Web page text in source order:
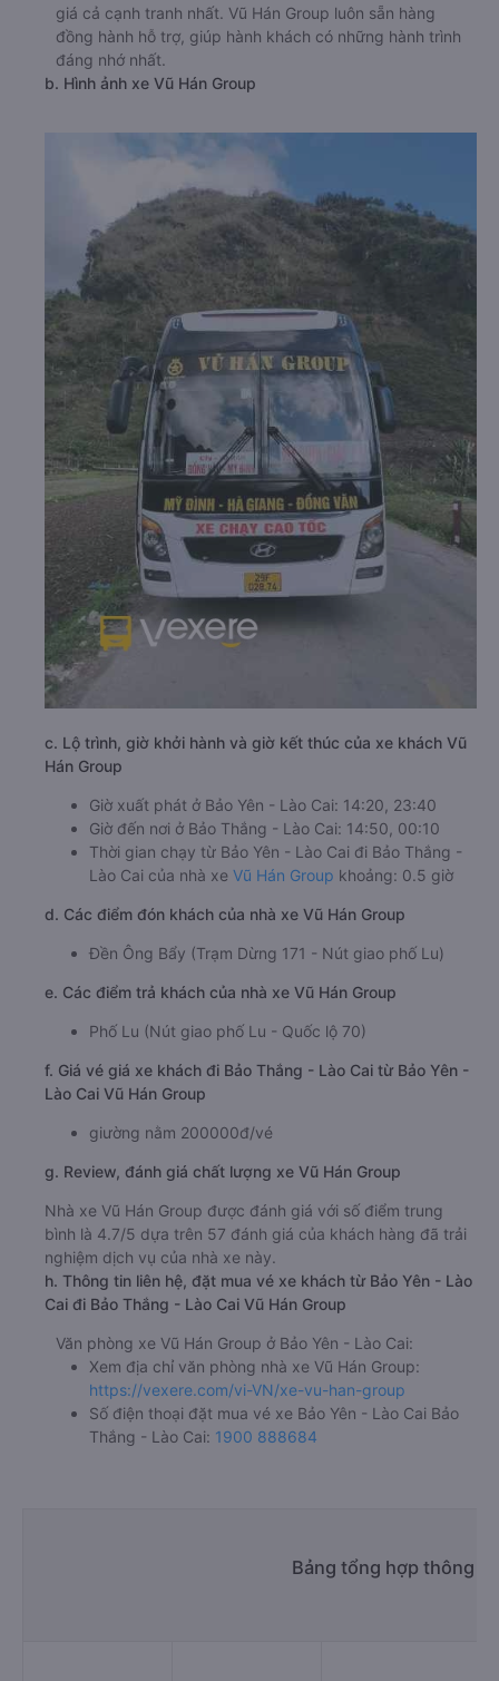
giá cả cạnh tranh nhất. Vũ Hán Group luôn sẵn hàng
đồng hành hỗ trợ, giúp hành khách có những hành trình
đáng nhớ nhất.
b. Hình ảnh xe Vũ Hán Group
c. Lộ trình, giờ khởi hành và giờ kết thúc của xe khách Vũ
Hán Group
Giờ xuất phát ở Bảo Yên - Lào Cai: 14:20, 23:40
Giờ đến nơi ở Bảo Thắng - Lào Cai: 14:50, 00:10
Thời gian chạy từ Bảo Yên - Lào Cai đi Bảo Thắng -
Lào Cai của nhà xe Vũ Hán Group khoảng: 0.5 giờ
d. Các điểm đón khách của nhà xe Vũ Hán Group
Đền Ông Bẩy (Trạm Dừng 171 - Nút giao phố Lu)
e. Các điểm trả khách của nhà xe Vũ Hán Group
Phố Lu (Nút giao phố Lu - Quốc lộ 70)
f. Giá vé giá xe khách đi Bảo Thắng - Lào Cai từ Bảo Yên -
Lào Cai Vũ Hán Group
giường nằm 200000đ/vé
g. Review, đánh giá chất lượng xe Vũ Hán Group
Nhà xe Vũ Hán Group được đánh giá với số điểm trung
bình là 4.7/5 dựa trên 57 đánh giá của khách hàng đã trải
nghiệm dịch vụ của nhà xe này.
h. Thông tin liên hệ, đặt mua vé xe khách từ Bảo Yên - Lào
Cai đi Bảo Thắng - Lào Cai Vũ Hán Group
Văn phòng xe Vũ Hán Group ở Bảo Yên - Lào Cai:
Xem địa chỉ văn phòng nhà xe Vũ Hán Group:
https://vexere.com/vi-VN/xe-vu-han-group
Số điện thoại đặt mua vé xe Bảo Yên - Lào Cai Bảo
Thắng - Lào Cai: 1900 888684
Bảng tổng hợp thông